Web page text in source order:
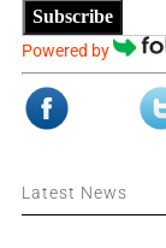
Subscribe
Powered by
Latest News